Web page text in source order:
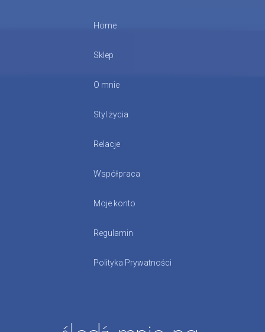
Home
Sklep
O mnie
Styl życia
Relacje
Współpraca
Moje konto
Regulamin
Polityka Prywatności